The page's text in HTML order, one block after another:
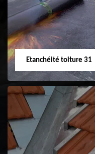
31
Etanchéité toiture 31
Etanchéité toiture
31